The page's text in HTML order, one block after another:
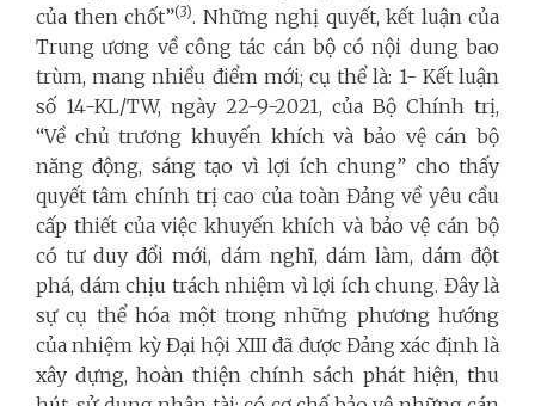
của then chốt”(3). Những nghị quyết, kết luận của
Trung ương về công tác cán bộ có nội dung bao
trùm, mang nhiều điểm mới; cụ thể là: 1- Kết luận
số 14-KL/TW, ngày 22-9-2021, của Bộ Chính trị,
“Về chủ trương khuyến khích và bảo vệ cán bộ
năng động, sáng tạo vì lợi ích chung” cho thấy
quyết tâm chính trị cao của toàn Đảng về yêu cầu
cấp thiết của việc khuyến khích và bảo vệ cán bộ
có tư duy đổi mới, dám nghĩ, dám làm, dám đột
phá, dám chịu trách nhiệm vì lợi ích chung. Đây là
sự cụ thể hóa một trong những phương hướng
của nhiệm kỳ Đại hội XIII đã được Đảng xác định là
xây dựng, hoàn thiện chính sách phát hiện, thu